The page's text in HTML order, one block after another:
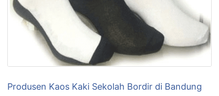
Produsen Kaos Kaki Sekolah Bordir di Bandung